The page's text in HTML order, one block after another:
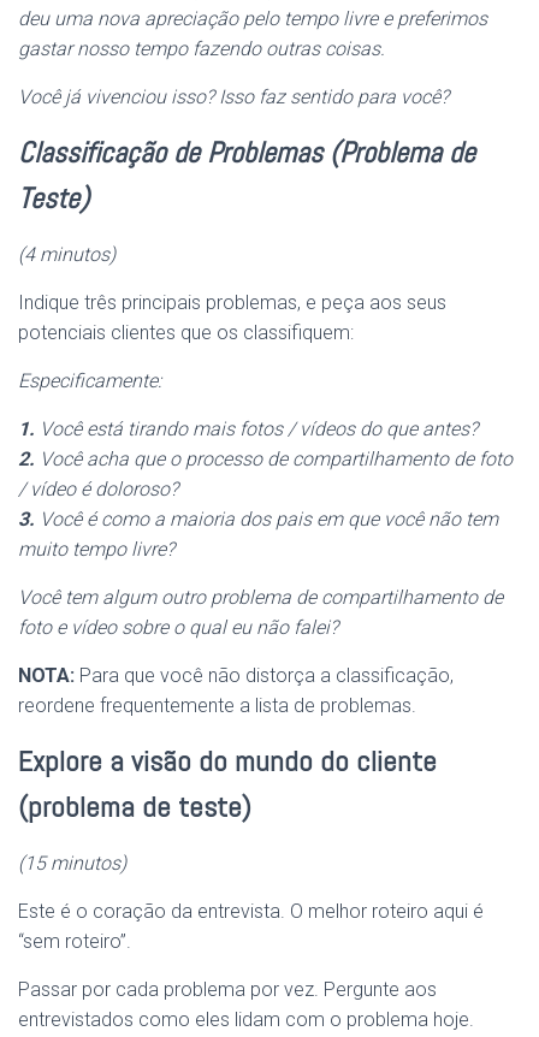
deu uma nova apreciação pelo tempo livre e preferimos
gastar nosso tempo fazendo outras coisas.
Você já vivenciou isso? Isso faz sentido para você?
Classificação de Problemas (Problema de
Teste)
(4 minutos)
Indique três principais problemas, e peça aos seus
potenciais clientes que os classifiquem:
Especificamente:
1. Você está tirando mais fotos / vídeos do que antes?
2. Você acha que o processo de compartilhamento de foto
/ vídeo é doloroso?
3. Você é como a maioria dos pais em que você não tem
muito tempo livre?
Você tem algum outro problema de compartilhamento de
foto e vídeo sobre o qual eu não falei?
NOTA: Para que você não distorça a classificação,
reordene frequentemente a lista de problemas.
Explore a visão do mundo do cliente
(problema de teste)
(15 minutos)
Este é o coração da entrevista. O melhor roteiro aqui é
“sem roteiro”.
Passar por cada problema por vez. Pergunte aos
entrevistados como eles lidam com o problema hoje.